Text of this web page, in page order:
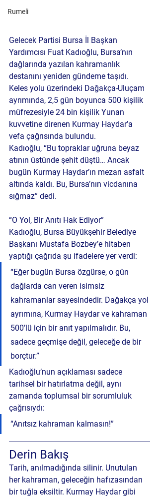
Rumeli
Gelecek Partisi Bursa İl Başkan
Yardımcısı Fuat Kadıoğlu, Bursa’nın
dağlarında yazılan kahramanlık
destanını yeniden gündeme taşıdı.
Keles yolu üzerindeki Dağakça-Uluçam
ayrımında, 2,5 gün boyunca 500 kişilik
müfrezesiyle 24 bin kişilik Yunan
kuvvetine direnen Kurmay Haydar’a
vefa çağrısında bulundu.
Kadıoğlu, “Bu topraklar uğruna beyaz
atının üstünde şehit düştü… Ancak
bugün Kurmay Haydar’ın mezarı asfalt
altında kaldı. Bu, Bursa’nın vicdanına
sığmaz” dedi.
“O Yol, Bir Anıtı Hak Ediyor”
Kadıoğlu, Bursa Büyükşehir Belediye
Başkanı Mustafa Bozbey’e hitaben
yaptığı çağrıda şu ifadelere yer verdi:
“Eğer bugün Bursa özgürse, o gün
dağlarda can veren isimsiz
kahramanlar sayesindedir. Dağakça yol
ayrımına, Kurmay Haydar ve kahraman
500’lü için bir anıt yapılmalıdır. Bu,
sadece geçmişe değil, geleceğe de bir
borçtur.”
Kadıoğlu’nun açıklaması sadece
tarihsel bir hatırlatma değil, aynı
zamanda toplumsal bir sorumluluk
çağrısıydı:
“Anıtsız kahraman kalmasın!”
Derin Bakış
Tarih, anılmadığında silinir. Unutulan
her kahraman, geleceğin hafızasından
bir tuğla eksiltir. Kurmay Haydar gibi